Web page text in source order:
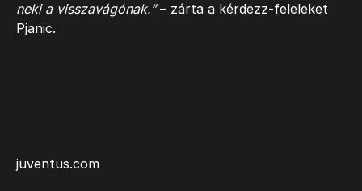
neki a visszavágónak.”– zárta a kérdezz-feleleket
Pjanic.
juventus.com